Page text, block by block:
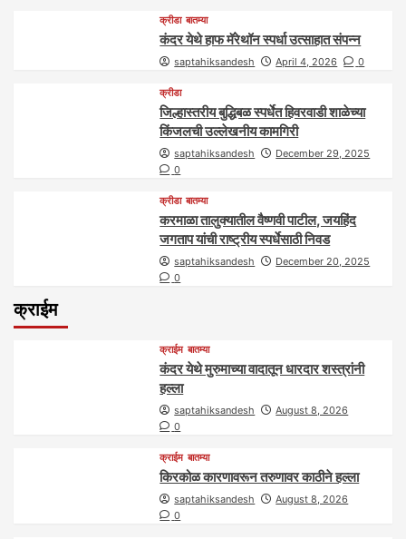
क्रीडा बातम्या
कंदर येथे हाफ मॅरेथॉन स्पर्धा उत्साहात संपन्न
saptahiksandesh April 4, 2026 0
क्रीडा
जिल्हास्तरीय बुद्धिबळ स्पर्धेत हिवरवाडी शाळेच्या
किंजलची उल्लेखनीय कामगिरी
saptahiksandesh
December 29, 2025
0
क्रीडा बातम्या
करमाळा तालुक्यातील वैष्णवी पाटील, जयहिंद
जगताप यांची राष्ट्रीय स्पर्धेसाठी निवड
saptahiksandesh
December 20, 2025
0
क्राईम
क्राईम बातम्या
कंदर येथे मुरुमाच्या वादातून धारदार शस्त्रांनी
हल्ला
saptahiksandesh
August 8, 2026
0
क्राईम बातम्या
किरकोळ कारणावरून तरुणावर काठीने हल्ला
saptahiksandesh
August 8, 2026
0